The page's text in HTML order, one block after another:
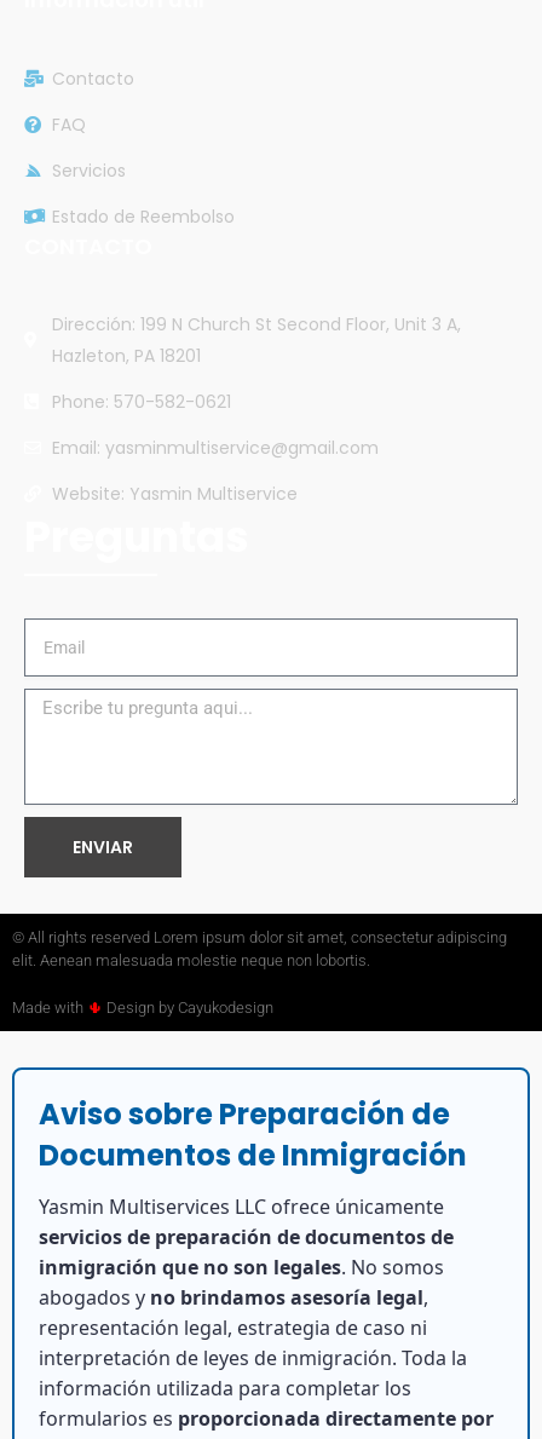
Contacto
FAQ
Servicios
Estado de Reembolso
Dirección: 199 N Church St Second Floor, Unit 3 A,
Hazleton, PA 18201
Phone: 570-582-0621
Email: yasminmultiservice@gmail.com
Website: Yasmin Multiservice
ENVIAR
© All rights reserved Lorem ipsum dolor sit amet, consectetur adipiscing
elit. Aenean malesuada molestie neque non lobortis.
Made with 🌵 Design by Cayukodesign
Aviso sobre Preparación de
Documentos de Inmigración
Yasmin Multiservices LLC ofrece únicamente
servicios de preparación de documentos de
inmigración que no son legales. No somos
abogados y no brindamos asesoría legal,
representación legal, estrategia de caso ni
interpretación de leyes de inmigración. Toda la
información utilizada para completar los
formularios es proporcionada directamente por